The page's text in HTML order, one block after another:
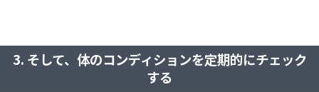
3. そして、体のコンディションを定期的にチェック
する